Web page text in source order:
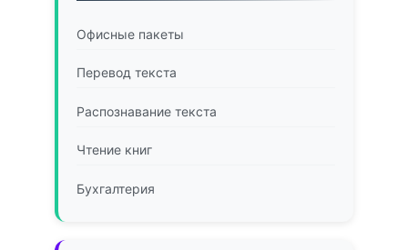
Офисные пакеты
Перевод текста
Распознавание текста
Чтение книг
Бухгалтерия